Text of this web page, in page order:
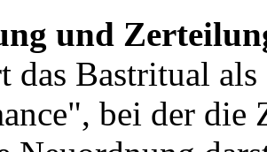
und
das Bastritual
bei der die